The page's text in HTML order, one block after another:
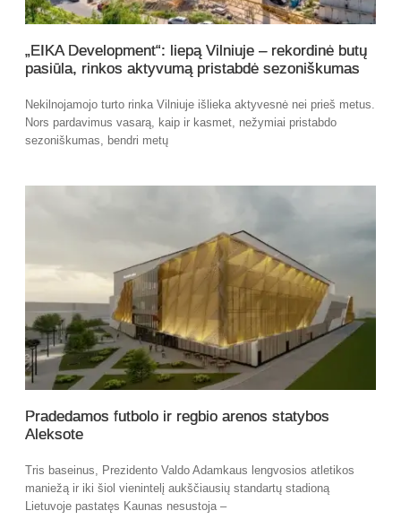
„EIKA Development“: liepą Vilniuje – rekordinė butų
pasiūla, rinkos aktyvumą pristabdė sezoniškumas
Nekilnojamojo turto rinka Vilniuje išlieka aktyvesnė nei prieš metus.
Nors pardavimus vasarą, kaip ir kasmet, nežymiai pristabdo
sezoniškumas, bendri metų
Pradedamos futbolo ir regbio arenos statybos
Aleksote
Tris baseinus, Prezidento Valdo Adamkaus lengvosios atletikos
maniežą ir iki šiol vienintelį aukščiausių standartų stadioną
Lietuvoje pastatęs Kaunas nesustoja –